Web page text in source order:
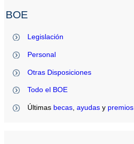
BOE
Legislación
Personal
Otras Disposiciones
Todo el BOE
Últimas becas ,ayudas y premios